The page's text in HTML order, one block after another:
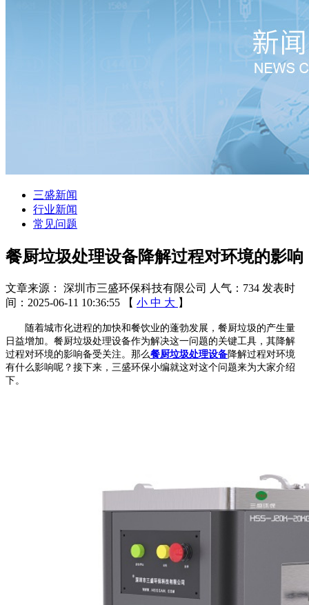
三盛新闻
行业新闻
常见问题
餐厨垃圾处理设备降解过程对环境的影响
文章来源： 深圳市三盛环保科技有限公司 人气：734 发表时
间：2025-06-11 10:36:55
【 小 中 大 】
随着城市化进程的加快和餐饮业的蓬勃发展，餐厨垃圾的产生量
日益增加。餐厨垃圾处理设备作为解决这一问题的关键工具，其降解
过程对环境的影响备受关注。那么餐厨垃圾处理设备降解过程对环境
有什么影响呢？接下来，三盛环保小编就这对这个问题来为大家介绍
下。